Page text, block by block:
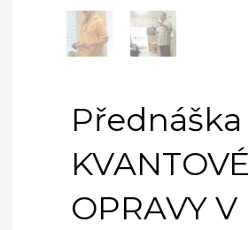
Přednáška
KVANTOVÉ
OPRAVY V